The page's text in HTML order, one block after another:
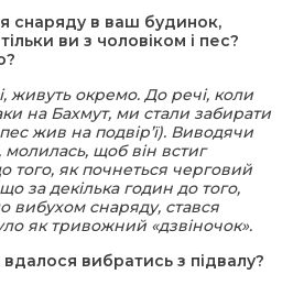
снаряду в ваш будинок,
ви з чоловіком і пес?
живуть окремо. До речі, коли
на Бахмут, ми стали забирати
жив на подвір’ї). Виводячи
щоб він встиг
того, як почнеться черговий
за декілька годин до того,
вибухом снаряду, стався
як тривожний «дзвіночок».
вибратись з підвалу?